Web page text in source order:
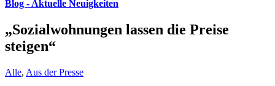
Blog - Aktuelle Neuigkeiten
„Sozialwohnungen lassen die Preise
steigen“
Alle, Aus der Presse